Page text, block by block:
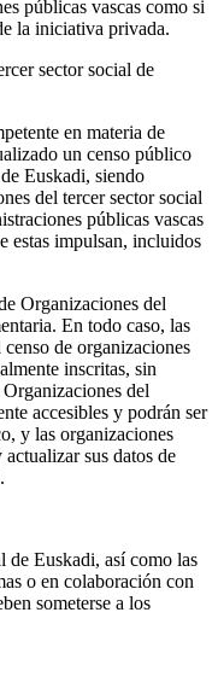
públicas vascas como si
la iniciativa privada.
sector social de
en materia de
un censo público
Euskadi, siendo
del tercer sector social
públicas vascas
estas impulsan, incluidos
Organizaciones del
En todo caso, las
de organizaciones
inscritas, sin
del
accesibles y podrán ser
y las organizaciones
sus datos de
de Euskadi, así como las
o en colaboración con
someterse a los